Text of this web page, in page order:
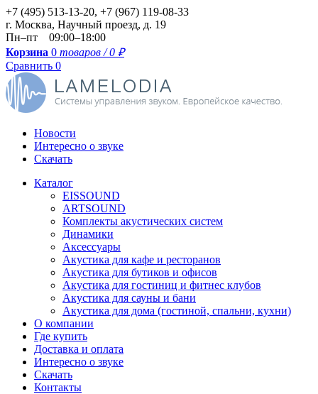
+7 (495) 513-13-20, +7 (967) 119-08-33
г. Москва, Научный проезд, д. 19
Пн–пт 09:00–18:00
Корзина 0 товаров / 0 ₽
Сравнить 0
Новости
Интересно о звуке
Скачать
Каталог
EISSOUND
ARTSOUND
Комплекты акустических систем
Динамики
Аксессуары
Акустика для кафе и ресторанов
Акустика для бутиков и офисов
Акустика для гостиниц и фитнес клубов
Акустика для сауны и бани
Акустика для дома (гостиной, спальни, кухни)
О компании
Где купить
Доставка и оплата
Интересно о звуке
Скачать
Контакты